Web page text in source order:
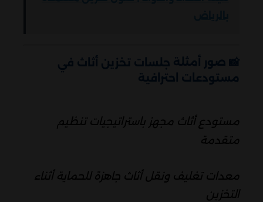
📸 صور أمثلة جلسات تخزين أثاث في
مستودعات احترافية
مستودع أثاث مجهز باستراتيجيات تنظيم
متقدمة
معدات تغليف ونقل أثاث جاهزة للحماية أثناء
التخزين